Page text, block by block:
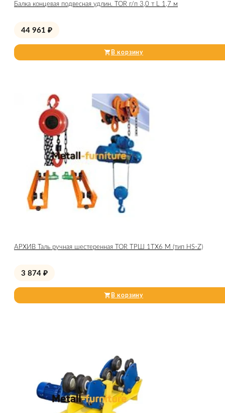
Балка концевая подвесная удлин. TOR г/п 3,0 т L 1,7 м
44 961 ₽
В корзину
АРХИВ Таль ручная шестеренная TOR ТРШ 1ТХ6 М (тип HS-Z)
3 874 ₽
В корзину